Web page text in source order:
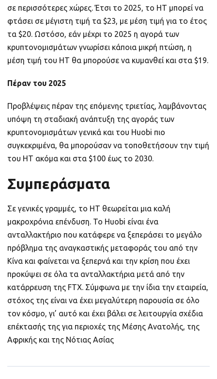
σε περισσότερες χώρες. Έτσι το 2025, το HT μπορεί να
φτάσει σε μέγιστη τιμή τα $23, με μέση τιμή για το έτος
τα $20. Ωστόσο, εάν μέχρι το 2025 η αγορά των
κρυπτονομισμάτων γνωρίσει κάποια μικρή πτώση, η
μέση τιμή του ΗΤ θα μπορούσε να κυμανθεί και στα $19.
Πέραν του 2025
Προβλέψεις πέραν της επόμενης τριετίας, λαμβάνοντας
υπόψη τη σταδιακή ανάπτυξη της αγοράς των
κρυπτονομισμάτων γενικά και του Huobi πιο
συγκεκριμένα, θα μπορούσαν να τοποθετήσουν την τιμή
του ΗΤ ακόμα και στα $100 έως το 2030.
Συμπεράσματα
Σε γενικές γραμμές, το ΗΤ θεωρείται μια καλή
μακροχρόνια επένδυση. Το Huobi είναι ένα
ανταλλακτήριο που κατάφερε να ξεπεράσει το μεγάλο
πρόβλημα της αναγκαστικής μεταφοράς του από την
Κίνα και φαίνεται να ξεπερνά και την κρίση που έχει
προκύψει σε όλα τα ανταλλακτήρια μετά από την
κατάρρευση της FTX. Σύμφωνα με την ίδια την εταιρεία,
στόχος της είναι να έχει μεγαλύτερη παρουσία σε όλο
τον κόσμο, γι’ αυτό και έχει βάλει σε λειτουργία σχέδια
επέκτασής της για περιοχές της Μέσης Ανατολής, της
Αφρικής και της Νότιας Ασίας